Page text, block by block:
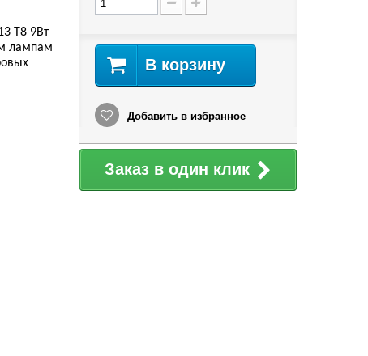
T8 9Вт
лампам
В корзину
Добавить в избранное
Заказ в один клик